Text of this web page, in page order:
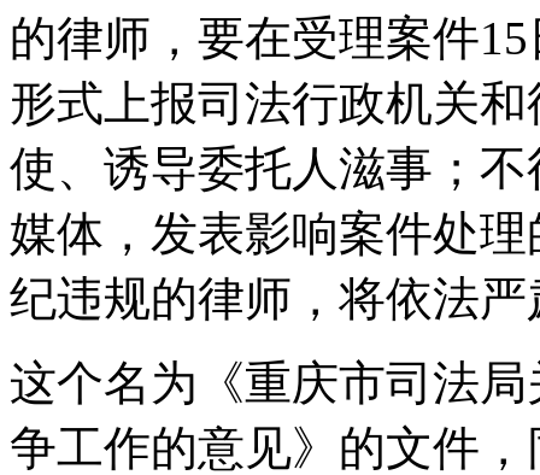
的律师，要在受理案件
形式上报司法行政机关
使、诱导委托人滋事；
媒体，发表影响案件处
纪违规的律师，将依法
这个名为《重庆市司法
争工作的意见》的文件